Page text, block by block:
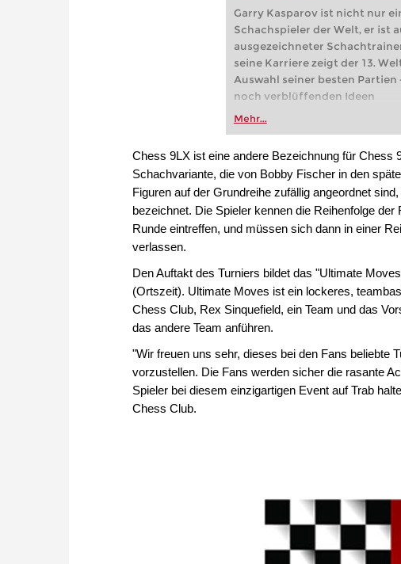
Garry Kasparov ist nicht nur
Schachspieler der Welt, er ist
ausgezeichneter
seine Karriere zeigt der 13.
Auswahl seiner besten
noch verblüffenden Ideen
Mehr...
Chess 9LX ist eine andere Bezeichnung für
Schachvariante, die von Bobby Fischer in den
Figuren auf der Grundreihe zufällig angeordnet
bezeichnet. Die Spieler kennen die Reihenfolge
Runde eintreffen, und müssen sich dann in einer
verlassen.
Den Auftakt des Turniers bildet das "Ultimate
(Ortszeit). Ultimate Moves ist ein lockeres,
Chess Club, Rex Sinquefield, ein Team und das
das andere Team anführen.
"Wir freuen uns sehr, dieses bei den Fans beliebte
vorzustellen. Die Fans werden sicher die rasante
Spieler bei diesem einzigartigen Event auf Trab
Chess Club.